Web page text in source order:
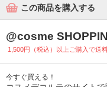
この商品を購入する
@cosme
1,500円（税込）以上ご購入で送
今すぐ買える！